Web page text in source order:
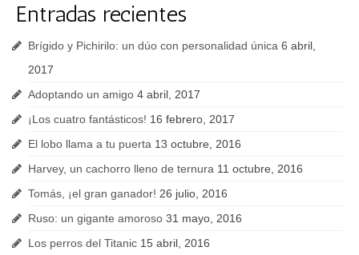
Entradas recientes
Brígido y Pichirilo: un dúo con personalidad única 6 abril,
2017
Adoptando un amigo 4 abril, 2017
¡Los cuatro fantásticos! 16 febrero, 2017
El lobo llama a tu puerta 13 octubre, 2016
Harvey, un cachorro lleno de ternura 11 octubre, 2016
Tomás, ¡el gran ganador! 26 julio, 2016
Ruso: un gigante amoroso 31 mayo, 2016
Los perros del Titanic 15 abril, 2016